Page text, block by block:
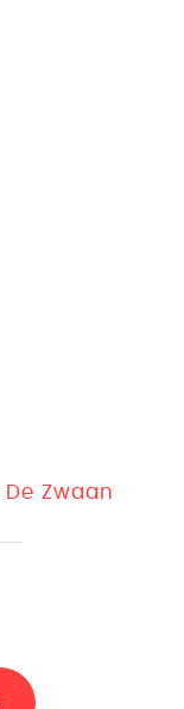
De Zwaan